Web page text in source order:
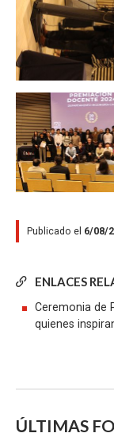
ENLACES
Ceremonia de
quienes
Zoom
Publicado el 6/08/
ÚLTIMAS